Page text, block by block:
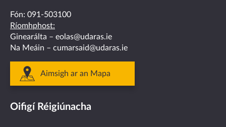
Fón: 091-503100
Ríomhphost:
Ginearálta – eolas@udaras.ie
Na Meáin – cumarsaid@udaras.ie
Aimsigh ar an Mapa
Oifigí Réigiúnacha